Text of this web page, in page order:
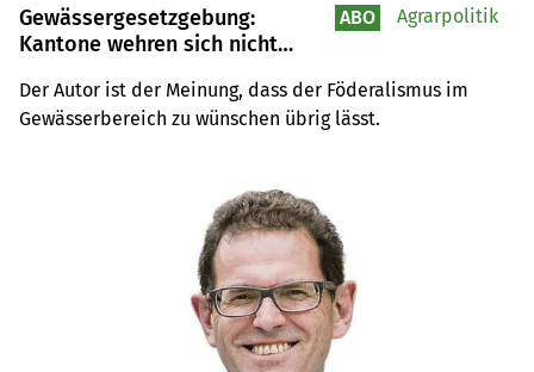
Gewässergesetzgebung:
Kantone wehren sich nicht
Der Autor ist der Meinung, dass der Föderalismus im
Gewässerbereich zu wünschen übrig lässt.
ABO Agrarpolitik